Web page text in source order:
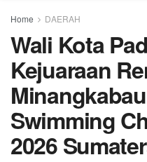
Home DAERAH
Wali Kota
Kejuaraan
Swimming
2026